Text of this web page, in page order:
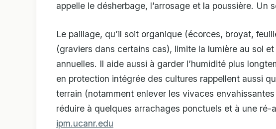
appelle le désherbage, l’arrosage et la poussière. Un
Le paillage, qu’il soit organique (écorces, broyat,
(graviers dans certains cas), limite la lumière au sol
annuelles. Il aide aussi à garder l’humidité plus
en protection intégrée des cultures rappellent aussi
terrain (notamment enlever les vivaces
réduire à quelques arrachages ponctuels et à une
ipm.ucanr.edu